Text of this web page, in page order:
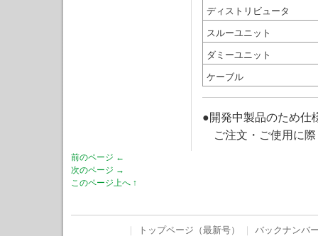
ディストリビュータ
スルーユニット
ダミーユニット
ケーブル
●開発中製品のため仕
ご注文・ご使用に際
前のページ ←
次のページ →
このページ上へ ↑
トップページ（最新号） バックナンバ